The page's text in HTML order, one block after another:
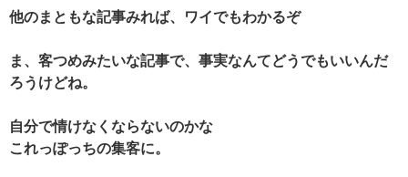
他のまともな記事みれば、ワイでもわかるぞ
ま、客つめみたいな記事で、事実なんてどうでもいいんだ
ろうけどね。
自分で情けなくならないのかな
これっぽっちの集客に。